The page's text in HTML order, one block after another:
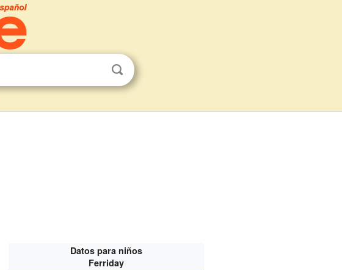
Datos para niños
Ferriday